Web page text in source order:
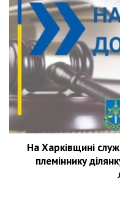
На Харківщині
племіннику